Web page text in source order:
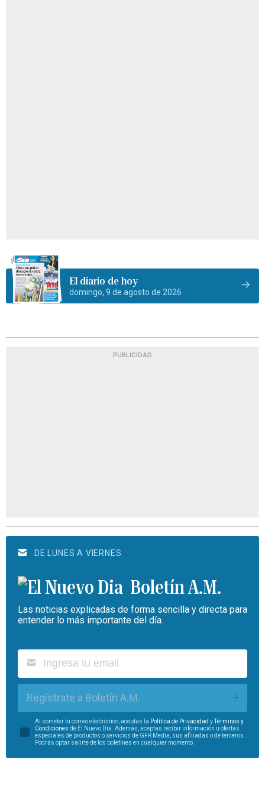
El diario de hoy
domingo, 9 de agosto de 2026
PUBLICIDAD
DE LUNES A VIERNES
Boletín A.M.
Las noticias explicadas de forma sencilla y directa para
entender lo más importante del día.
Regístrate a Boletín A.M.
Al someter tu correo electrónico, aceptas la Política de Privacidad yTérminos y
Condiciones de El Nuevo Día. Además, aceptas recibir información u ofertas
especiales de productos o servicios de GFR Media, sus afiliadas o de terceros.
Podrás optar salirte de los boletines en cualquier momento.